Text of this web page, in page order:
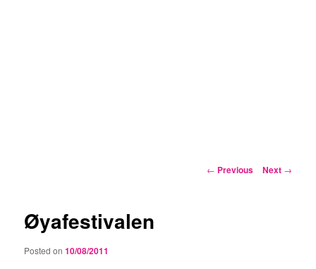
Post
← Previous Next →
Øyafestivalen
Posted on10/08/2011